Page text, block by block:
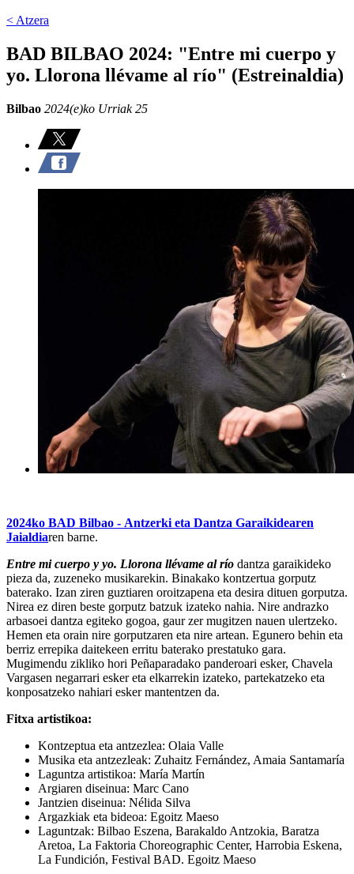
< Atzera
BAD BILBAO 2024: "Entre mi cuerpo y
yo. Llorona llévame al río" (Estreinaldia)
Bilbao 2024(e)ko Urriak 25
2024ko BAD Bilbao - Antzerki eta Dantza Garaikidearen
Jaialdiaren barne.
Entre mi cuerpo y yo. Llorona llévame al río dantza garaikideko
pieza da, zuzeneko musikarekin. Binakako kontzertua gorputz
baterako. Izan ziren guztiaren oroitzapena eta desira dituen gorputza.
Nirea ez diren beste gorputz batzuk izateko nahia. Nire andrazko
arbasoei dantza egiteko gogoa, gaur zer mugitzen nauen ulertzeko.
Hemen eta orain nire gorputzaren eta nire artean. Egunero behin eta
berriz errepika daitekeen erritu baterako prestatuko gara.
Mugimendu zikliko hori Peñaparadako panderoari esker, Chavela
Vargasen negarrari esker eta elkarrekin izateko, partekatzeko eta
konposatzeko nahiari esker mantentzen da.
Fitxa artistikoa:
Kontzeptua eta antzezlea: Olaia Valle
Musika eta antzezleak: Zuhaitz Fernández, Amaia Santamaría
Laguntza artistikoa: María Martín
Argiaren diseinua: Marc Cano
Jantzien diseinua: Nélida Silva
Argazkiak eta bideoa: Egoitz Maeso
Laguntzak: Bilbao Eszena, Barakaldo Antzokia, Baratza
Aretoa, La Faktoria Choreographic Center, Harrobia Eskena,
La Fundición, Festival BAD. Egoitz Maeso